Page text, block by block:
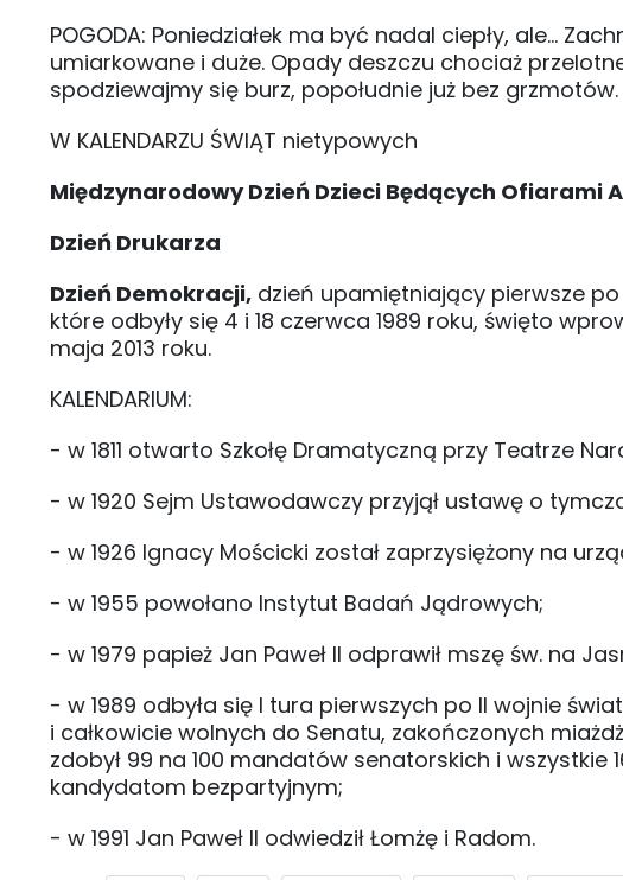
POGODA: Poniedziałek ma być nadal ciepły, ale...
umiarkowane i duże. Opady deszczu chociaż
spodziewajmy się burz, popołudnie już bez grzmotów.
W KALENDARZU ŚWIĄT nietypowych
Międzynarodowy Dzień Dzieci Będących Ofiarami
Dzień Drukarza
Dzień Demokracji, dzień upamiętniający pierwsze
które odbyły się 4 i 18 czerwca 1989 roku, święto
maja 2013 roku.
KALENDARIUM:
- w 1811 otwarto Szkołę Dramatyczną przy Teatrze
- w 1920 Sejm Ustawodawczy przyjął ustawę o
- w 1926 Ignacy Mościcki został zaprzysiężony na
- w 1955 powołano Instytut Badań Jądrowych;
- w 1979 papież Jan Paweł II odprawił mszę św. na
- w 1989 odbyła się I tura pierwszych po II wojnie
i całkowicie wolnych do Senatu, zakończonych
zdobył 99 na 100 mandatów senatorskich i
kandydatom bezpartyjnym;
- w 1991 Jan Paweł II odwiedził Łomżę i Radom.